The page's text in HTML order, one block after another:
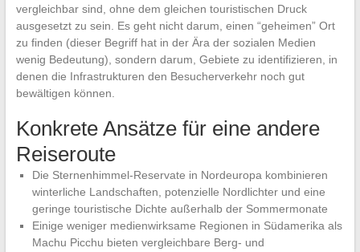
vergleichbar sind, ohne dem gleichen touristischen Druck
ausgesetzt zu sein. Es geht nicht darum, einen “geheimen” Ort
zu finden (dieser Begriff hat in der Ära der sozialen Medien
wenig Bedeutung), sondern darum, Gebiete zu identifizieren, in
denen die Infrastrukturen den Besucherverkehr noch gut
bewältigen können.
Konkrete Ansätze für eine andere
Reiseroute
Die Sternenhimmel-Reservate in Nordeuropa kombinieren
winterliche Landschaften, potenzielle Nordlichter und eine
geringe touristische Dichte außerhalb der Sommermonate
Einige weniger medienwirksame Regionen in Südamerika als
Machu Picchu bieten vergleichbare Berg- und